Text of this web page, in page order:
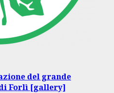
del grande
Forlì [gallery]